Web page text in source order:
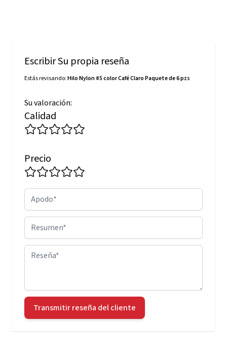
Escribir Su propia reseña
Estás revisando:Hilo Nylon #5 color Café Claro Paquete de 6 pzs
Su valoración:
Calidad
Precio
Apodo
Resumen
Reseña
Transmitir reseña del cliente